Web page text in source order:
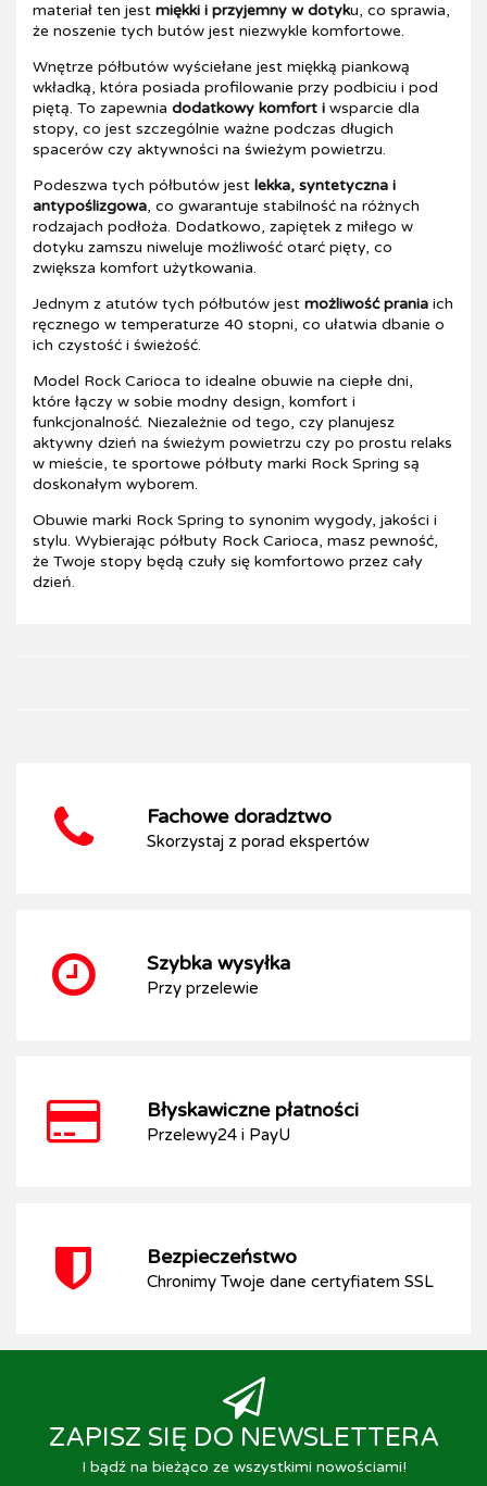
materiał ten jest miękki i przyjemny w dotyku, co sprawia,
że noszenie tych butów jest niezwykle komfortowe.
Wnętrze półbutów wyściełane jest miękką piankową
wkładką, która posiada profilowanie przy podbiciu i pod
piętą. To zapewnia dodatkowy komfort i wsparcie dla
stopy, co jest szczególnie ważne podczas długich
spacerów czy aktywności na świeżym powietrzu.
Podeszwa tych półbutów jest lekka, syntetyczna i
antypoślizgowa, co gwarantuje stabilność na różnych
rodzajach podłoża. Dodatkowo, zapiętek z miłego w
dotyku zamszu niweluje możliwość otarć pięty, co
zwiększa komfort użytkowania.
Jednym z atutów tych półbutów jest możliwość prania ich
ręcznego w temperaturze 40 stopni, co ułatwia dbanie o
ich czystość i świeżość.
Model Rock Carioca to idealne obuwie na ciepłe dni,
które łączy w sobie modny design, komfort i
funkcjonalność. Niezależnie od tego, czy planujesz
aktywny dzień na świeżym powietrzu czy po prostu relaks
w mieście, te sportowe półbuty marki Rock Spring są
doskonałym wyborem.
Obuwie marki Rock Spring to synonim wygody, jakości i
stylu. Wybierając półbuty Rock Carioca, masz pewność,
że Twoje stopy będą czuły się komfortowo przez cały
dzień.
Fachowe doradztwo
Skorzystaj z porad ekspertów
Szybka wysyłka
Przy przelewie
Błyskawiczne płatności
Przelewy24 i PayU
Bezpieczeństwo
Chronimy Twoje dane certyfiatem SSL
ZAPISZ SIĘ DO NEWSLETTERA
I bądź na bieżąco ze wszystkimi nowościami!